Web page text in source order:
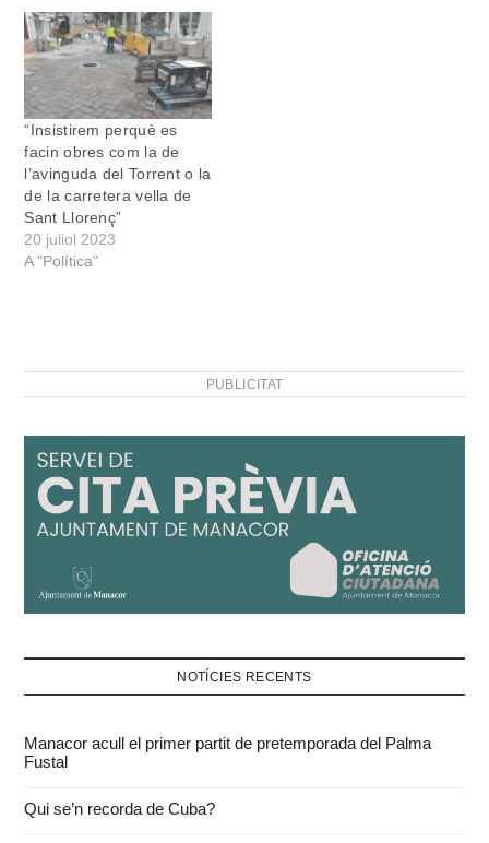
“Insistirem perquè es
facin obres com la de
l’avinguda del Torrent o la
de la carretera vella de
Sant Llorenç”
20 juliol 2023
A "Política"
PUBLICITAT
NOTÍCIES RECENTS
Manacor acull el primer partit de pretemporada del Palma
Fustal
Qui se’n recorda de Cuba?